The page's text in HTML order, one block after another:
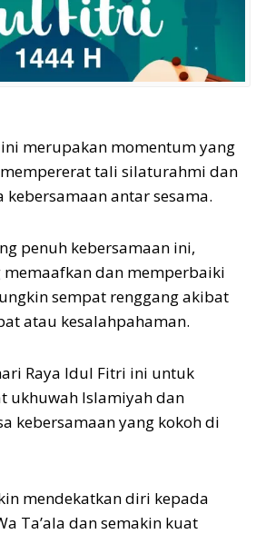
merupakan momentum yang
tali silaturahmi dan
kebersamaan antar sesama.
penuh kebersamaan ini,
dan memperbaiki
sempat renggang akibat
atau kesalahpahaman.
Raya Idul Fitri ini untuk
ukhuwah Islamiyah dan
kebersamaan yang kokoh di
mendekatkan diri kepada
Ta’ala dan semakin kuat